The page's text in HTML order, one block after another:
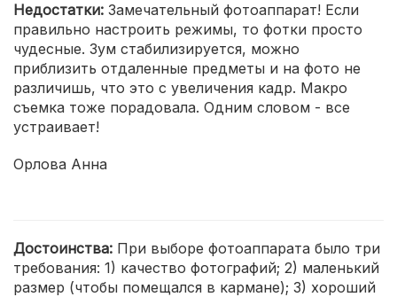
Недостатки: Замечательный фотоаппарат! Если
правильно настроить режимы, то фотки просто
чудесные. Зум стабилизируется, можно
приблизить отдаленные предметы и на фото не
различишь, что это с увеличения кадр. Макро
съемка тоже порадовала. Одним словом - все
устраивает!
Орлова Анна
Достоинства: При выборе фотоаппарата было три
требования: 1) качество фотографий; 2) маленький
размер (чтобы помещался в кармане); 3) хороший